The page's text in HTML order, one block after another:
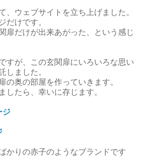
、ウェブサイトを立ち上げました。
だけです。
扉だけが出来あがった、という感じ
すが、この玄関扉にいろいろな思い
しました。
の奥の部屋を作っていきます。
したら、幸いに存じます。
ジ
かりの赤子のようなブランドです